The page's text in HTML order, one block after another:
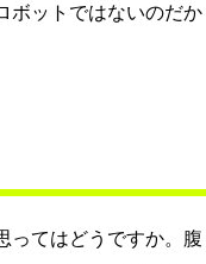
ボットではないのだか
ってはどうですか。腹